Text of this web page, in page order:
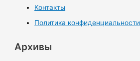
Контакты
Политика конфиденциальности
Архивы